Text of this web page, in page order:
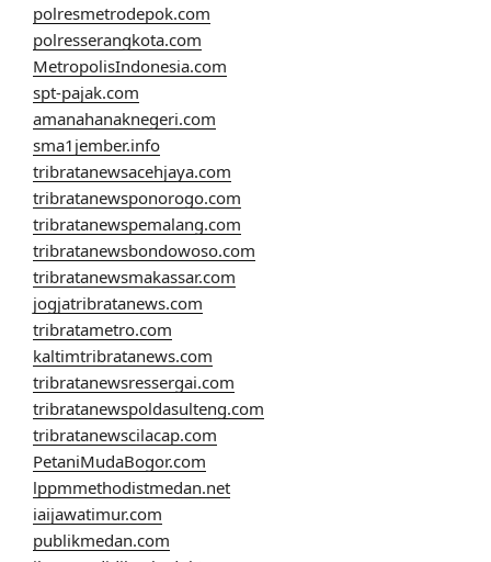
polresmetrodepok.com
polresserangkota.com
MetropolisIndonesia.com
spt-pajak.com
amanahanaknegeri.com
sma1jember.info
tribratanewsacehjaya.com
tribratanewsponorogo.com
tribratanewspemalang.com
tribratanewsbondowoso.com
tribratanewsmakassar.com
jogjatribratanews.com
tribratametro.com
kaltimtribratanews.com
tribratanewsressergai.com
tribratanewspoldasulteng.com
tribratanewscilacap.com
PetaniMudaBogor.com
lppmmethodistmedan.net
iaijawatimur.com
publikmedan.com